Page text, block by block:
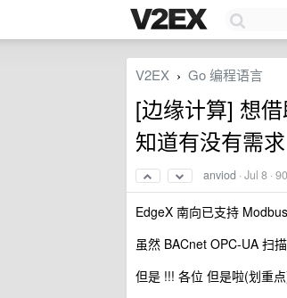
V2EX › Go 编程语言
[边缘计算] 想
知道有没有需求
anviod ·Jul 8 ·
EdgeX 南向已支持
虽然 BACnet OPC-UA 扫
但是 !!! 各位 但是啦(划重